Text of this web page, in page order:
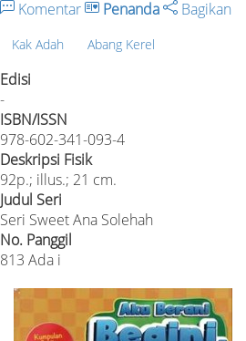
Komentar Penanda Bagikan
Kak Adah Abang Kerel
Edisi
-
ISBN/ISSN
978-602-341-093-4
Deskripsi Fisik
92p.; illus.; 21 cm.
Judul Seri
Seri Sweet Ana Solehah
No. Panggil
813 Ada i